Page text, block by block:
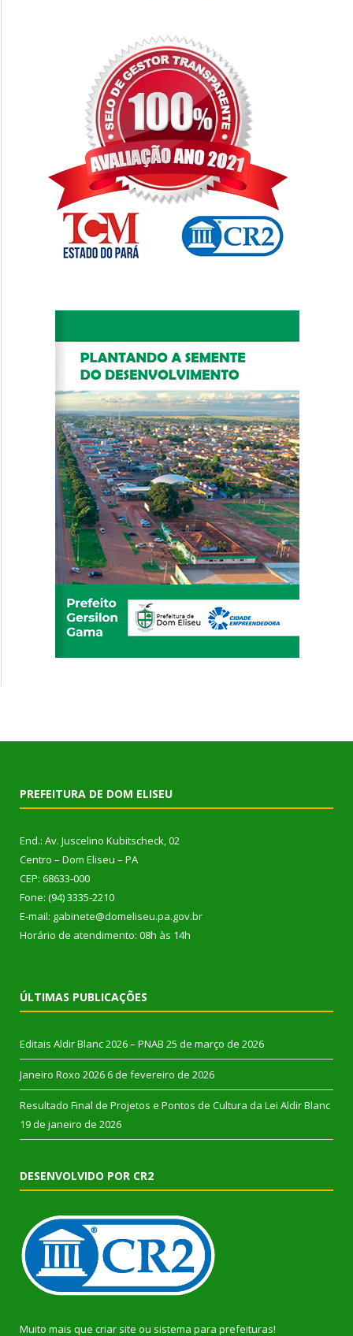
PREFEITURA DE DOM ELISEU
End.: Av. Juscelino Kubitscheck, 02
Centro – Dom Eliseu – PA
CEP: 68633-000
Fone: (94) 3335-2210
E-mail: gabinete@domeliseu.pa.gov.br
Horário de atendimento: 08h às 14h
ÚLTIMAS PUBLICAÇÕES
Editais Aldir Blanc 2026 – PNAB 25 de março de 2026
Janeiro Roxo 2026 6 de fevereiro de 2026
Resultado Final de Projetos e Pontos de Cultura da Lei Aldir Blanc
19 de janeiro de 2026
DESENVOLVIDO POR CR2
Muito mais que criar site ou sistema para prefeituras!